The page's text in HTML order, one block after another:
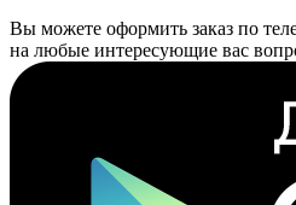
Вы можете оформить заказ по
на любые интересующие вас